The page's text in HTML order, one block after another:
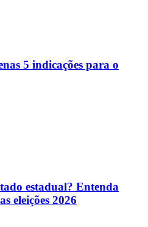
5 indicações para o
estadual? Entenda
eleições 2026